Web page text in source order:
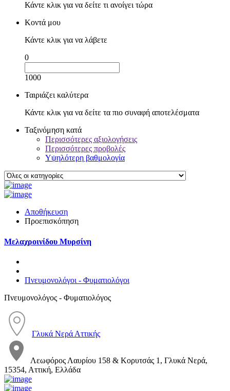
Κάντε κλικ για να δείτε τι ανοίγει τώρα
Κοντά μου
Κάντε κλικ για να λάβετε
0
1000
Ταιριάζει καλύτερα
Κάντε κλικ για να δείτε τα πιο συναφή αποτελέσματα
Ταξινόμηση κατά
Περισσότερες αξιολογήσεις
Περισσότερες προβολές
Υψηλότερη βαθμολογία
Αποθήκευση
Προεπισκόπηση
Μελαχροινίδου Μυρσίνη
Πνευμονολόγοι - Φυματιολόγοι
Πνευμονολόγος - Φυματιολόγος
Γλυκά Νερά Αττικής
Λεωφόρος Λαυρίου 158 & Κορυτσάς 1, Γλυκά Νερά,
15354, Αττική, Ελλάδα